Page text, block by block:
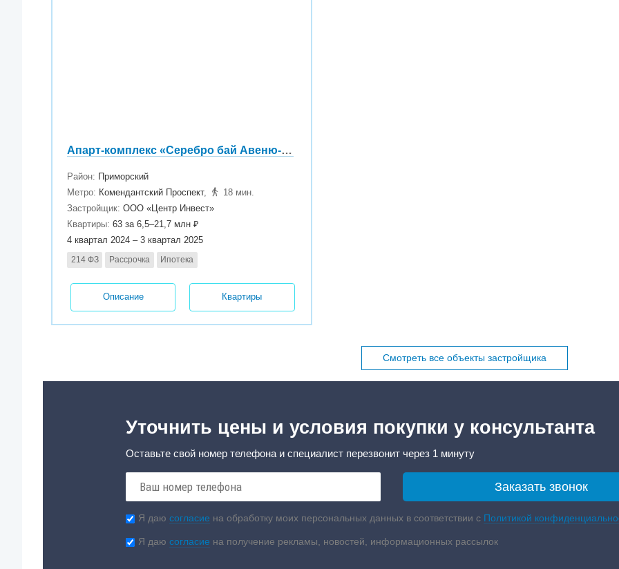
Апарт-комплекс «Серебро бай Авеню-Апарт»
Район: Приморский
Метро: Комендантский Проспект,
18 мин.
Застройщик:ООО «Центр Инвест»
Квартиры:63 за 6,5–21,7 млн ₽
4 квартал 2024 – 3 квартал 2025
214 ФЗ
Рассрочка Ипотека
Описание Квартиры
Смотреть все объекты застройщика
Уточнить цены и условия покупки у консультанта
Оставьте свой номер телефона и специалист перезвонит через 1 минуту
Я даю согласие на обработку моих персональных данных в соответствии с Политикой
Я даю согласие на получение рекламы, новостей, информационных рассылок